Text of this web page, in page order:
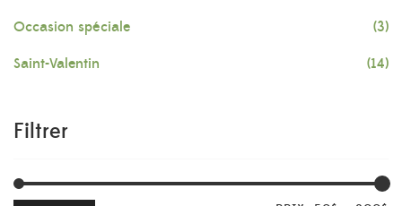
Occasion spéciale (3)
Saint-Valentin (14)
Filtrer